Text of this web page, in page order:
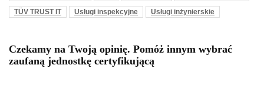
TÜV TRUST IT
Usługi inspekcyjne Usługi inżynierskie
Czekamy na Twoją opinię. Pomóż innym wybrać
zaufaną jednostkę certyfikującą